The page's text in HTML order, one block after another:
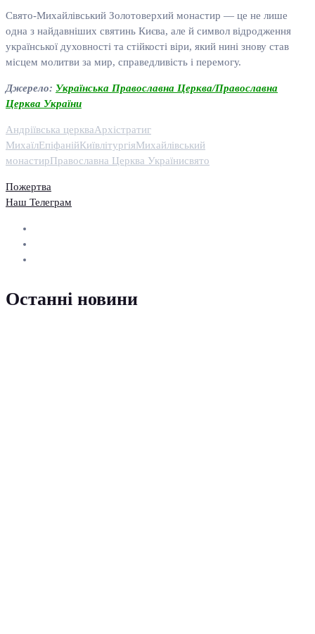
Свято-Михайлівський Золотоверхий монастир — це не лише
одна з найдавніших святинь Києва, але й символ відродження
української духовності та стійкості віри, який нині знову став
місцем молитви за мир, справедливість і перемогу.
Джерело: Українська Православна Церква/Православна
Церква України
Андріївська церкваАрхістратиг
МихаїлЕпіфанійКиївлітургіяМихайлівський
монастирПравославна Церква Українисвято
Пожертва
Наш Телеграм
Останні новини